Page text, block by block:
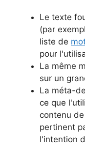
Le texte
(par
liste de
pour
La même
sur un
La méta-
ce que
contenu
pertinent
l'intention